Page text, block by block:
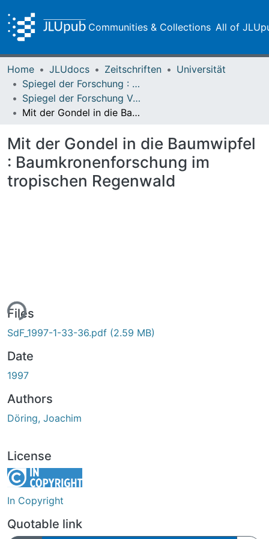
Communities & Collections All of
Home JLUdocs Zeitschriften
Universität
Spiegel der Forschung : Wissenschaftsmagazin
Spiegel der Forschung Vol. 14 (1997) Heft 1
Mit der Gondel in die Baumwipfel : Baumkronenforschung im tropischen Regenwald
Mit der Gondel in die Baumwipfel
: Baumkronenforschung im
tropischen Regenwald
Files
SdF_1997-1-33-36.pdf (2.59 MB)
Date
1997
Authors
Döring, Joachim
License
In Copyright
Quotable link